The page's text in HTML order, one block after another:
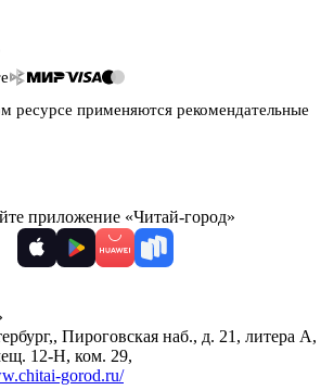
ресурсе применяются рекомендательные
приложение «Читай-город»
, Пироговская наб., д. 21, литера А,
12-Н, ком. 29,
gorod.ru/